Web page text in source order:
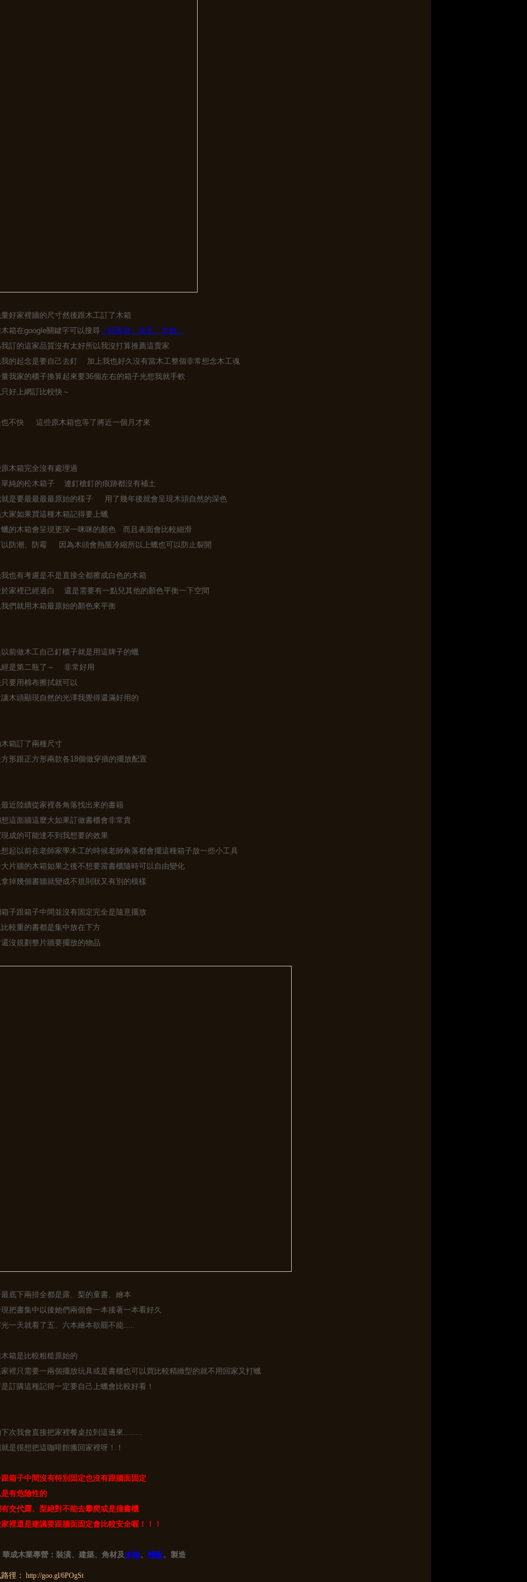
好家裡牆的尺寸然後跟木工訂了木箱
箱在google關鍵字可以搜尋 『蘋果箱』或是『木箱』
訂的這家品質沒有太好所以我沒打算推薦這賣家
的起念是要自己去釘 加上我也好久沒有當木工整個非常想念木工魂
我家的櫃子換算起來要36個左右的箱子光想我就手軟
好上網訂比較快～
也不快 這些原木箱也等了將近一個月才來
木箱完全沒有處理過
純的松木箱子 連釘槍釘的痕跡都沒有補土
是要最最最最原始的樣子 用了幾年後就會呈現木頭自然的深色
家如果買這種木箱記得要上蠟
的木箱會呈現更深一咪咪的顏色 而且表面會比較細滑
防潮、防霉 因為木頭會熱脹冷縮所以上蠟也可以防止裂開
也有考慮是不是直接全都擦成白色的木箱
家裡已經過白 還是需要有一點兒其他的顏色平衡一下空間
們就用木箱最原始的顏色來平衡
前做木工自己釘櫃子就是用這牌子的蠟
經是第二瓶了～ 非常好用
要用棉布擦拭就可以
木頭顯現自然的光澤我覺得還滿好用的
箱訂了兩種尺寸
形跟正方形兩款各18個做穿插的擺放配置
近陸續從家裡各角落找出來的書籍
這面牆這麼大如果訂做書櫃會非常貴
成的可能達不到我想要的效果
起以前在老師家學木工的時候老師角落都會擺這種箱子放一些小工具
片牆的木箱如果之後不想要當書櫃隨時可以自由變化
掉幾個書牆就變成不規則狀又有別的模樣
子跟箱子中間並沒有固定完全是隨意擺放
較重的書都是集中放在下方
還沒規劃整片牆要擺放的物品
底下兩排全都是露、梨的童書、繪本
把書集中以後她們兩個會一本接著一本看好久
一天就看了五、六本繪本欲罷不能.....
箱是比較粗糙原始的
裡只需要一兩個擺放玩具或是書櫃也可以買比較精緻型的就不用回家又打蠟
訂購這種記得一定要自己上蠟會比較好看！
次我會直接把家裡餐桌拉到這邊來........
是很想把這咖啡館搬回家裡呀！！
箱子中間沒有特別固定也沒有跟牆面固定
有危險性的
交代露、梨絕對不能去攀爬或是撞書櫃
裡還是建議要跟牆面固定會比較安全喔！！！
成木業專營：裝潢、建築、角材及木箱、 棧板、製造
徑： http://goo.gl/6POgSt